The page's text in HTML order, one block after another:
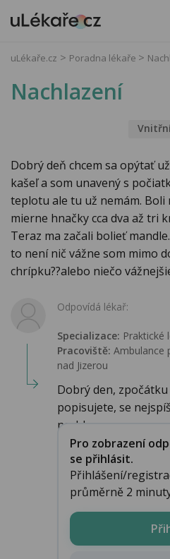
uLékaře.cz Poradna lékaře
Nachlazení
Dobrý deň chcem sa opýtať
kašeľ a som unavený s
teplotu ale tu už nemám. Boli
mierne hnačky cca dva až tri
Teraz ma začali bolieť
to není nič vážne som mimo
chrípku??alebo niečo
Odpovídá lékař:
Specializace: Praktické
Pracoviště: Ambulance
nad Jizerou
Dobrý den,
popisujete, se
nachlaz...
Pro zobrazení
se přihlásit.
Přihlášení/
průměrně 2